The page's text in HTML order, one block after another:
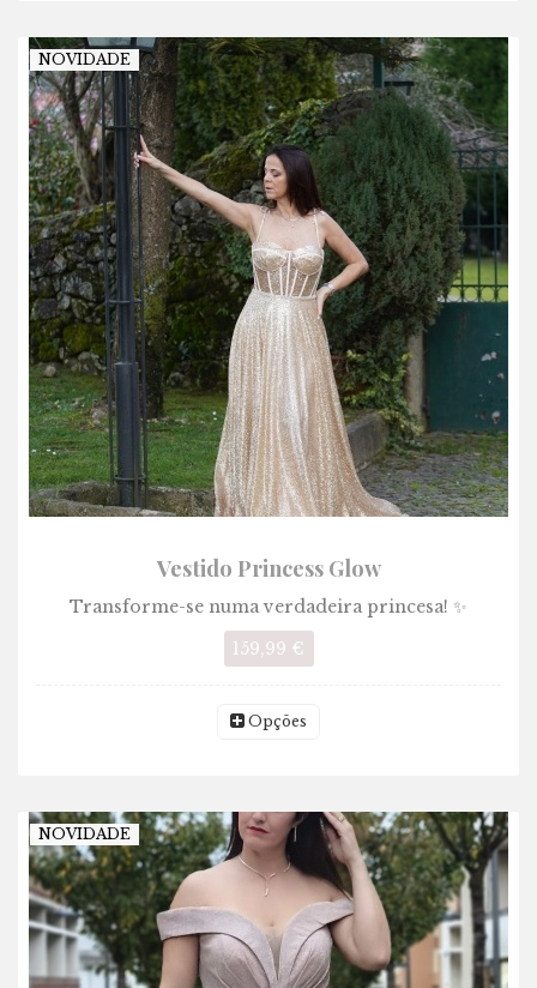
NOVIDADE
Vestido Princess Glow
Transforme-se numa verdadeira princesa! ✨
159,99 €
Opções
NOVIDADE